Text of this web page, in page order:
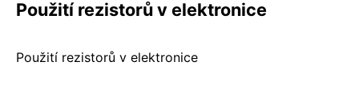
Použití rezistorů v elektronice
Použití rezistorů v elektronice